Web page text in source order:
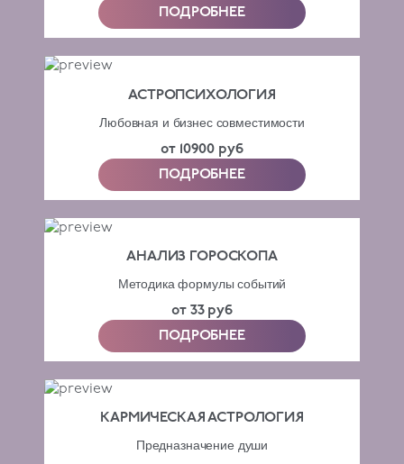
ПОДРОБНЕЕ
АСТРОПСИХОЛОГИЯ
Любовная и бизнес совместимости
от 10900 руб
ПОДРОБНЕЕ
АНАЛИЗ ГОРОСКОПА
Методика формулы событий
от 33 руб
ПОДРОБНЕЕ
КАРМИЧЕСКАЯ АСТРОЛОГИЯ
Предназначение души